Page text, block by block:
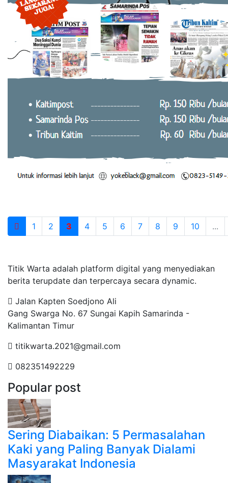
1 2 3 4 5 6 7 8 9 10 ...
Titik Warta adalah platform digital yang menyediakan
berita terupdate dan terpercaya secara dynamic.
Jalan Kapten Soedjono Ali
Gang Swarga No. 67 Sungai Kapih Samarinda -
Kalimantan Timur
titikwarta.2021@gmail.com
082351492229
Popular post
Sering Diabaikan: 5 Permasalahan
Kaki yang Paling Banyak Dialami
Masyarakat Indonesia